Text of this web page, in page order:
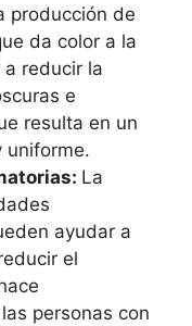
producción de
da color a la
reducir la
e
resulta en un
uniforme.
La
ayudar a
el
personas con